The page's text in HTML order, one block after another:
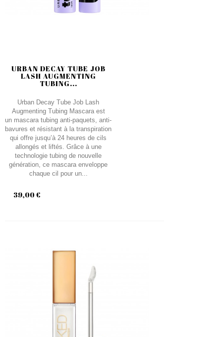
URBAN DECAY TUBE JOB
LASH AUGMENTING
TUBING...
Urban Decay Tube Job Lash
Augmenting Tubing Mascara est
un mascara tubing anti-paquets, anti-
bavures et résistant à la transpiration
qui offre jusqu’à 24 heures de cils
allongés et liftés. Grâce à une
technologie tubing de nouvelle
génération, ce mascara enveloppe
chaque cil pour un...
39,00 €